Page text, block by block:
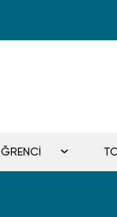
ÖĞRENCİ